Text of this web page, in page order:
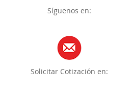
Síguenos en:
Solicitar Cotización en: